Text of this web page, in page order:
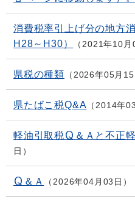
消費税率引上げ分の地方
H28～H30）
2021年10月
県税の種類 2026年05月15
県たばこ税Q&A 2014年
軽油引取税Ｑ＆Ａと不正
日
Ｑ＆Ａ 2026年04月03日